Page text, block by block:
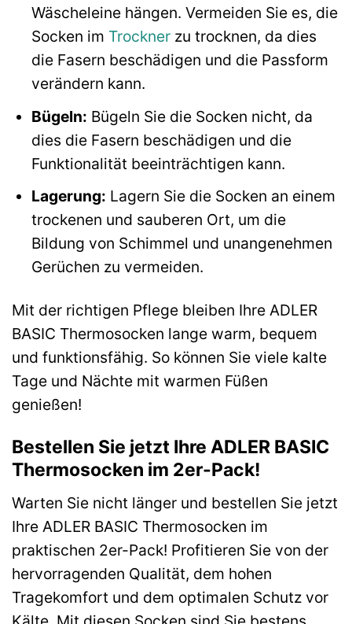
Wäscheleine hängen. Vermeiden Sie es, die
Socken im Trocknerzu trocknen, da dies
die Fasern beschädigen und die Passform
verändern kann.
Bügeln: Bügeln Sie die Socken nicht, da
dies die Fasern beschädigen und die
Funktionalität beeinträchtigen kann.
Lagerung: Lagern Sie die Socken an einem
trockenen und sauberen Ort, um die
Bildung von Schimmel und unangenehmen
Gerüchen zu vermeiden.
Mit der richtigen Pflege bleiben Ihre ADLER
BASIC Thermosocken lange warm, bequem
und funktionsfähig. So können Sie viele kalte
Tage und Nächte mit warmen Füßen
genießen!
Bestellen Sie jetzt Ihre ADLER BASIC
Thermosocken im 2er-Pack!
Warten Sie nicht länger und bestellen Sie jetzt
Ihre ADLER BASIC Thermosocken im
praktischen 2er-Pack! Profitieren Sie von der
hervorragenden Qualität, dem hohen
Tragekomfort und dem optimalen Schutz vor